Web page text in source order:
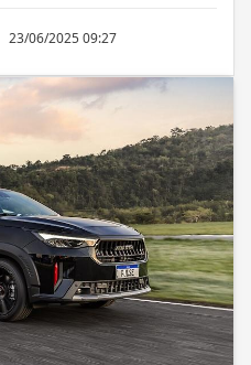
23/06/2025 09:27